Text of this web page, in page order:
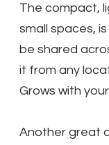
The compact,
small spaces,
be shared
it from any
Grows with
Another great